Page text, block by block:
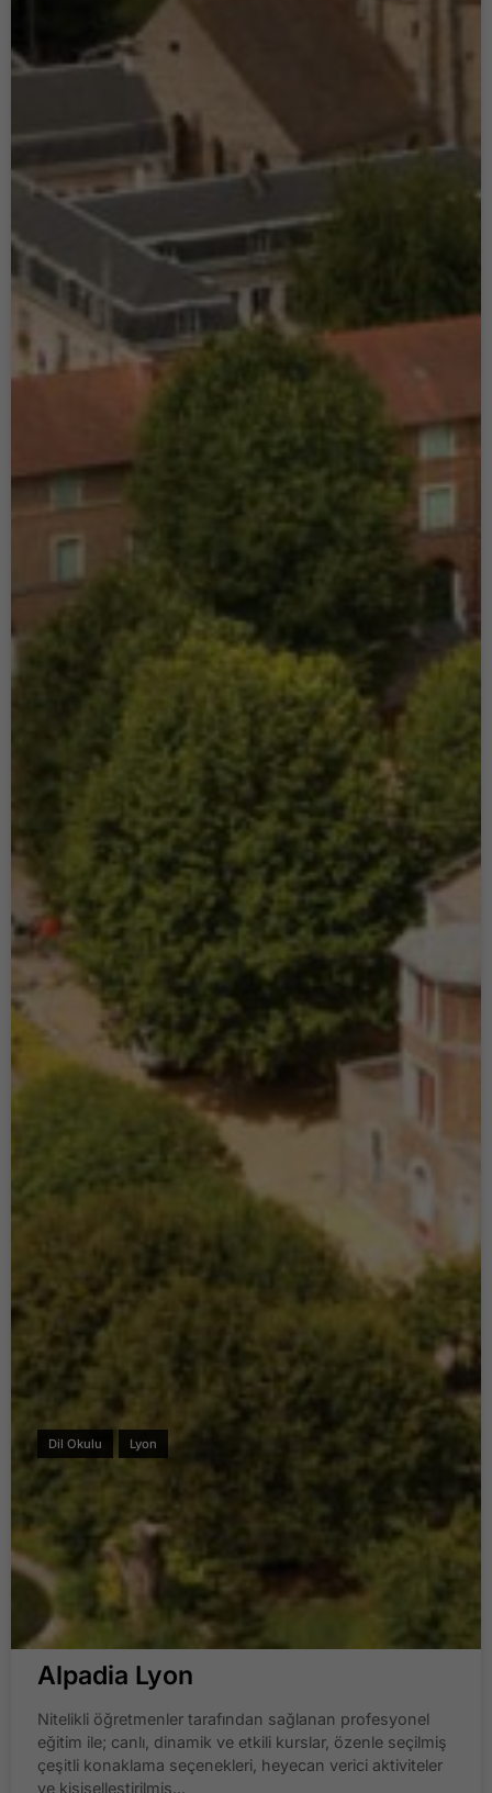
Dil Okulu Lyon
Alpadia Lyon
Nitelikli öğretmenler tarafından sağlanan profesyonel
eğitim ile; canlı, dinamik ve etkili kurslar, özenle seçilmiş
çeşitli konaklama seçenekleri, heyecan verici aktiviteler
ve kişiselleştirilmiş...